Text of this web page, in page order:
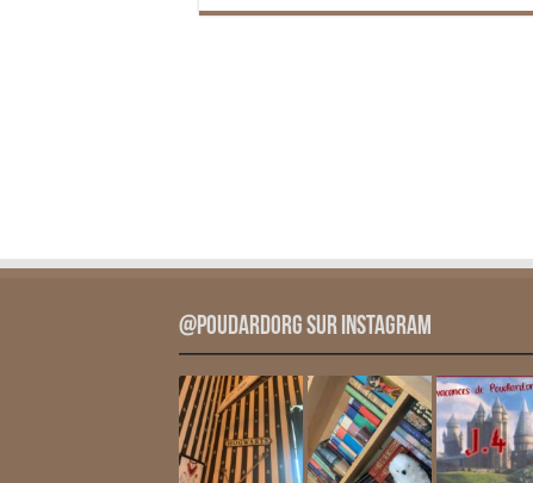
@PoudardOrg sur Instagram